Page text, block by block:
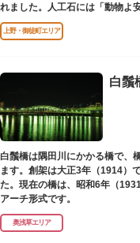
れました。人工石には「動物よ
上野・御徒町エリア
白鬚
白鬚橋は隅田川にかかる橋で、
ます。創架は大正3年（1914）
た。現在の橋は、昭和6年（
アーチ形式です。
奥浅草エリア